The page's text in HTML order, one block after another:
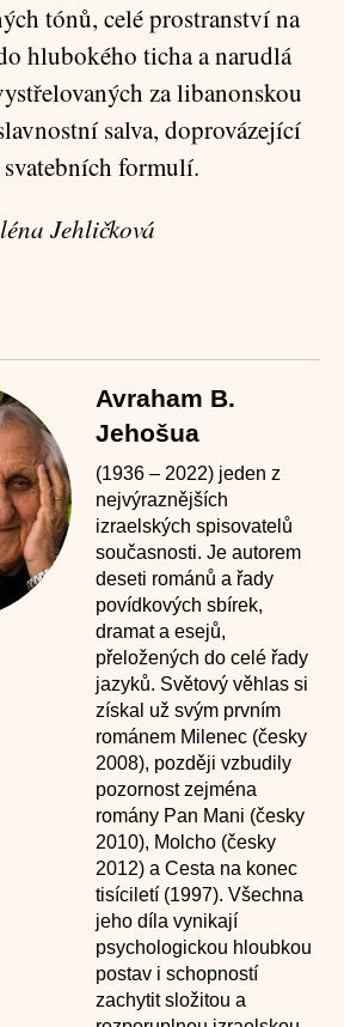
tónů, celé prostranství na
hlubokého ticha a narudlá
za libanonskou
salva, doprovázející
formulí.
Jehličková
Avraham B.
Jehošua
(1936 – 2022) jeden z
nejvýraznějších
izraelských spisovatelů
současnosti. Je autorem
deseti románů a řady
povídkových sbírek,
dramat a esejů,
přeložených do celé řady
jazyků. Světový věhlas si
získal už svým prvním
románem Milenec (česky
2008), později vzbudily
pozornost zejména
romány Pan Mani (česky
2010), Molcho (česky
2012) a Cesta na konec
tisíciletí (1997). Všechna
jeho díla vynikají
psychologickou hloubkou
postav i schopností
zachytit složitou a